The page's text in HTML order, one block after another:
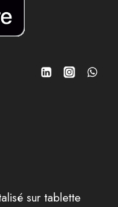
sur tablette